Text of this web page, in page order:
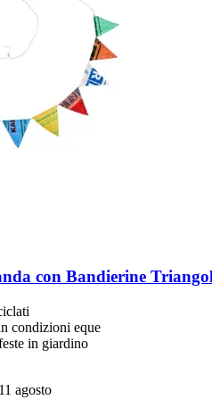
con Bandierine
condizioni eque
in giardino
agosto